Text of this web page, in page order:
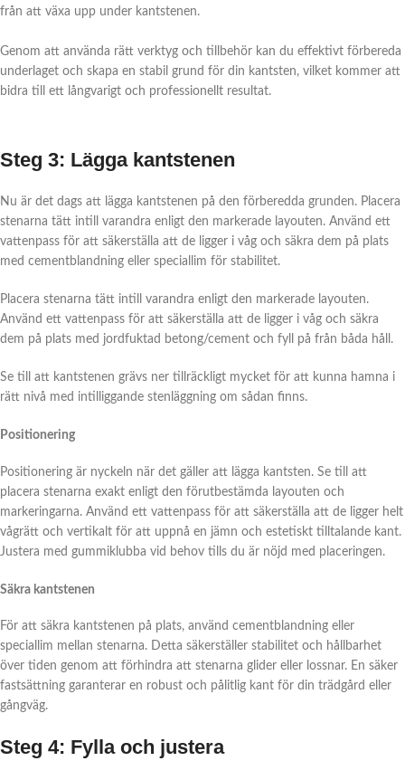
från att växa upp under kantstenen.
Genom att använda rätt verktyg och tillbehör kan du effektivt förbereda
underlaget och skapa en stabil grund för din kantsten, vilket kommer att
bidra till ett långvarigt och professionellt resultat.
Steg 3: Lägga kantstenen
Nu är det dags att lägga kantstenen på den förberedda grunden. Placera
stenarna tätt intill varandra enligt den markerade layouten. Använd ett
vattenpass för att säkerställa att de ligger i våg och säkra dem på plats
med cementblandning eller speciallim för stabilitet.
Placera stenarna tätt intill varandra enligt den markerade layouten.
Använd ett vattenpass för att säkerställa att de ligger i våg och säkra
dem på plats med jordfuktad betong/cement och fyll på från båda håll.
Se till att kantstenen grävs ner tillräckligt mycket för att kunna hamna i
rätt nivå med intilliggande stenläggning om sådan finns.
Positionering
Positionering är nyckeln när det gäller att lägga kantsten. Se till att
placera stenarna exakt enligt den förutbestämda layouten och
markeringarna. Använd ett vattenpass för att säkerställa att de ligger helt
vågrätt och vertikalt för att uppnå en jämn och estetiskt tilltalande kant.
Justera med gummiklubba vid behov tills du är nöjd med placeringen.
Säkra kantstenen
För att säkra kantstenen på plats, använd cementblandning eller
speciallim mellan stenarna. Detta säkerställer stabilitet och hållbarhet
över tiden genom att förhindra att stenarna glider eller lossnar. En säker
fastsättning garanterar en robust och pålitlig kant för din trädgård eller
gångväg.
Steg 4: Fylla och justera